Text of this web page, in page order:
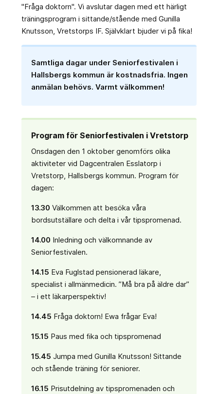
"Fråga doktorn". Vi avslutar dagen med ett härligt
träningsprogram i sittande/stående med Gunilla
Knutsson, Vretstorps IF. Självklart bjuder vi på fika!
Samtliga dagar under Seniorfestivalen i
Hallsbergs kommun är kostnadsfria. Ingen
anmälan behövs. Varmt välkommen!
Program för Seniorfestivalen i Vretstorp
Onsdagen den 1 oktober genomförs olika
aktiviteter vid Dagcentralen Esslatorp i
Vretstorp, Hallsbergs kommun. Program för
dagen:
13.30 Välkommen att besöka våra
bordsutställare och delta i vår tipspromenad.
14.00 Inledning och välkomnande av
Seniorfestivalen.
14.15 Eva Fuglstad pensionerad läkare,
specialist i allmänmedicin. ”Må bra på äldre dar”
– i ett läkarperspektiv!
14.45 Fråga doktorn! Ewa frågar Eva!
15.15 Paus med fika och tipspromenad
15.45 Jumpa med Gunilla Knutsson! Sittande
och stående träning för seniorer.
16.15 Prisutdelning av tipspromenaden och